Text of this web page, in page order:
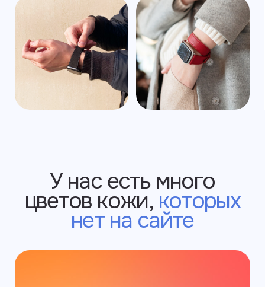
Написать в WhatsApp
Узнать подробнее
Часть наших изделий продаётся
на маркетплейсах. Там нельзя
выбрать опции с кастомизацией, зато
можно использовать бонусы и скидки
от Озона и Яндекс.Маркета.